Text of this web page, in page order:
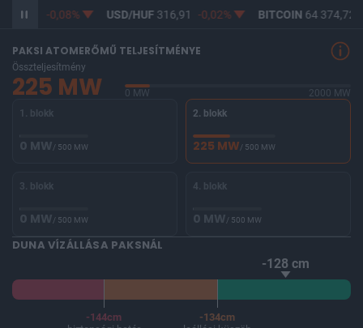
365,12 -0,08% USD/HUF316,91 -0,02% BITCOIN64 374,72
PAKSI ATOMERŐMŰ TELJESÍTMÉNYE
Összteljesítmény
225 MW 0 MW
2000 MW
1. blokk
0 MW/ 500 MW
2. blokk
225 MW/ 500 MW
3. blokk
0 MW/ 500 MW
4. blokk
0 MW/ 500 MW
DUNA VÍZÁLLÁSA PAKSNÁL
-128 cm
-144cm
-134cm